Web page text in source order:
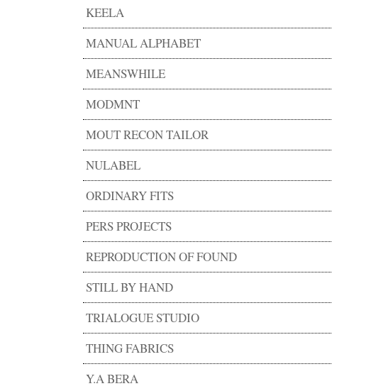
KEELA
MANUAL ALPHABET
MEANSWHILE
MODMNT
MOUT RECON TAILOR
NULABEL
ORDINARY FITS
PERS PROJECTS
REPRODUCTION OF FOUND
STILL BY HAND
TRIALOGUE STUDIO
THING FABRICS
Y.A BERA